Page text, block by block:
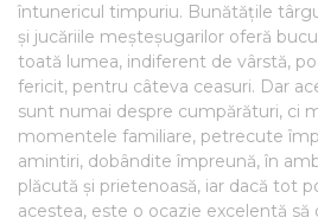
întunericul timpuriu. Bunătățile
și jucăriile meșteșugarilor oferă
toată lumea, indiferent de vârstă,
fericit, pentru câteva ceasuri. Dar
sunt numai despre cumpărături, ci
momentele familiare, petrecute
amintiri, dobândite împreună, în
plăcută și prietenoasă, iar dacă tot
acestea, este o ocazie excelentă să